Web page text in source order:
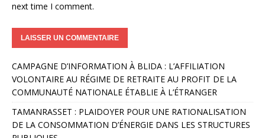
next time I comment.
l
t
e
r
n
a
CAMPAGNE D’INFORMATION À BLIDA : L’AFFILIATION
VOLONTAIRE AU RÉGIME DE RETRAITE AU PROFIT DE LA
COMMUNAUTÉ NATIONALE ÉTABLIE À L’ÉTRANGER
TAMANRASSET : PLAIDOYER POUR UNE RATIONALISATION
DE LA CONSOMMATION D’ÉNERGIE DANS LES STRUCTURES